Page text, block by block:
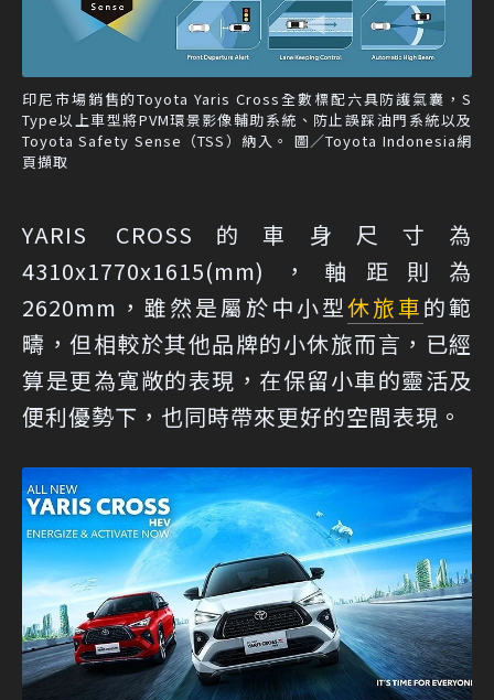
印尼市場銷售的Toyota Yaris Cross全數標配六具防護氣囊，S
Type以上車型將PVM環景影像輔助系統、防止誤踩油門系統以及
Toyota Safety Sense（TSS）納入。 圖／Toyota Indonesia網
頁擷取
YARIS CROSS的車身尺寸為
4310x1770x1615(mm)，軸距則為
2620mm，雖然是屬於中小型休旅車的範
疇，但相較於其他品牌的小休旅而言，已經
算是更為寬敞的表現，在保留小車的靈活及
便利優勢下，也同時帶來更好的空間表現。